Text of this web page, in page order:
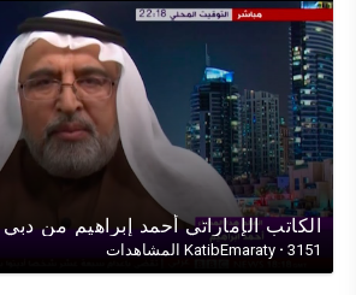
KatibEmaraty · 3151 المشاهدات